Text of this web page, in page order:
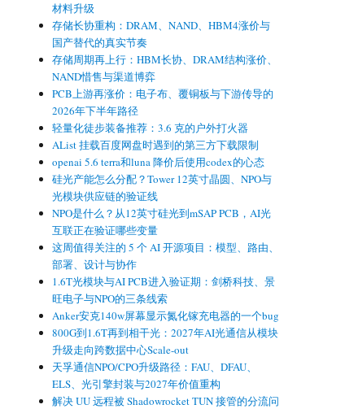
材料升级
存储长协重构：DRAM、NAND、HBM4涨价与
国产替代的真实节奏
存储周期再上行：HBM长协、DRAM结构涨价、
NAND惜售与渠道博弈
PCB上游再涨价：电子布、覆铜板与下游传导的
2026年下半年路径
轻量化徒步装备推荐：3.6 克的户外打火器
AList 挂载百度网盘时遇到的第三方下载限制
openai 5.6 terra和luna 降价后使用codex的心态
硅光产能怎么分配？Tower 12英寸晶圆、NPO与
光模块供应链的验证线
NPO是什么？从12英寸硅光到mSAP PCB，AI光
互联正在验证哪些变量
这周值得关注的 5 个 AI 开源项目：模型、路由、
部署、设计与协作
1.6T光模块与AI PCB进入验证期：剑桥科技、景
旺电子与NPO的三条线索
Anker安克140w屏幕显示氮化镓充电器的一个bug
800G到1.6T再到相干光：2027年AI光通信从模块
升级走向跨数据中心Scale-out
天孚通信NPO/CPO升级路径：FAU、DFAU、
ELS、光引擎封装与2027年价值重构
解决 UU 远程被 Shadowrocket TUN 接管的分流问